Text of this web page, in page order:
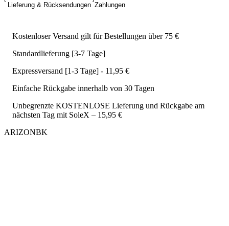
Lieferung & Rücksendungen Zahlungen
Kostenloser Versand gilt für Bestellungen über 75 €
Standardlieferung [3-7 Tage]
Expressversand [1-3 Tage] - 11,95 €
Einfache Rückgabe innerhalb von 30 Tagen
Unbegrenzte KOSTENLOSE Lieferung und Rückgabe am
nächsten Tag mit SoleX – 15,95 €
ARIZONBK